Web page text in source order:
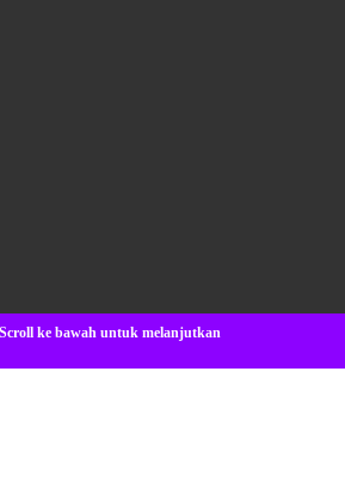
ke bawah untuk melanjutkan